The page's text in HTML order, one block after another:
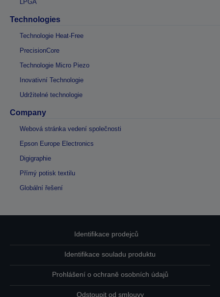
LPGA
Technologies
Technologie Heat-Free
PrecisionCore
Technologie Micro Piezo
Inovativní Technologie
Udržitelné technologie
Company
Webová stránka vedení společnosti
Epson Europe Electronics
Digigraphie
Přímý potisk textilu
Globální řešení
Identifikace prodejců
Identifikace souladu produktu
Prohlášení o ochraně osobních údajů
Odstoupit od smlouvy